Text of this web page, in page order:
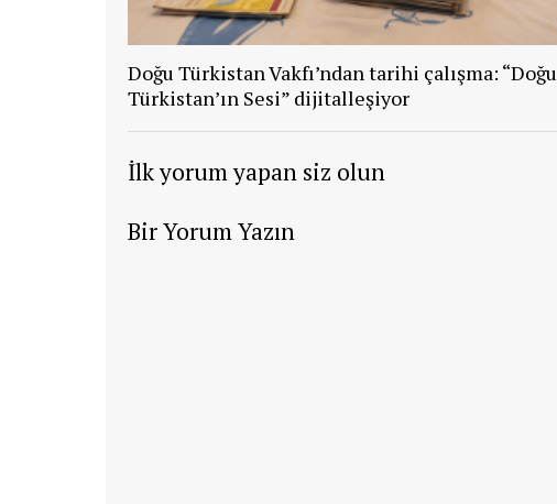
Doğu Türkistan Vakfı’ndan tarihi çalışma: “Doğu
Türkistan’ın Sesi” dijitalleşiyor
İlk yorum yapan siz olun
Bir Yorum Yazın